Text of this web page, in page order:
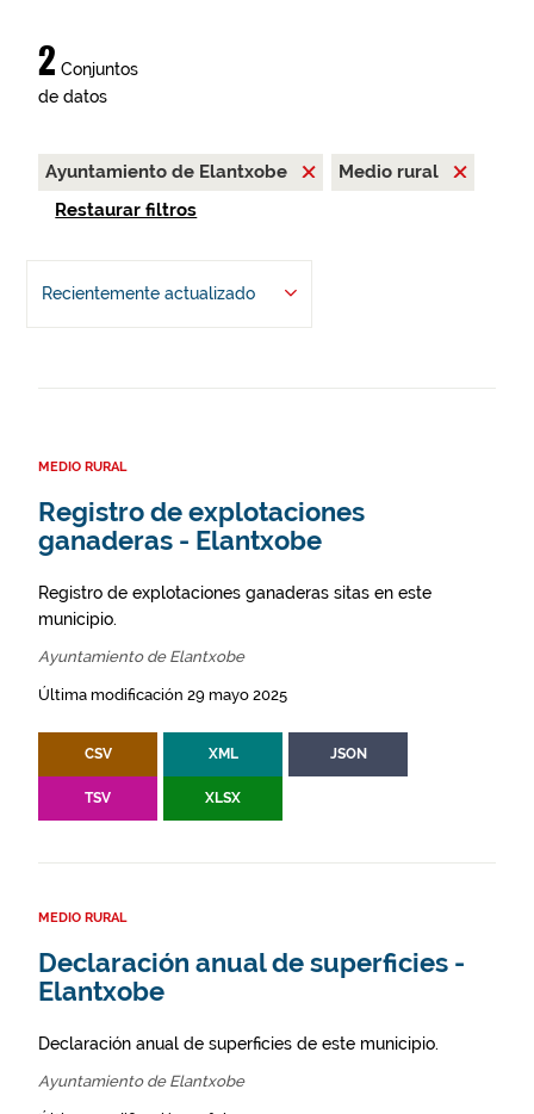
2 Conjuntos
de datos
Ayuntamiento de Elantxobe
Medio rural
Restaurar filtros
Recientemente actualizado
MEDIO RURAL
Registro de explotaciones
ganaderas - Elantxobe
Registro de explotaciones ganaderas sitas en este
municipio.
Ayuntamiento de Elantxobe
Última modificación 29 mayo 2025
CSV XML JSON
TSV XLSX
MEDIO RURAL
Declaración anual de superficies -
Elantxobe
Declaración anual de superficies de este municipio.
Ayuntamiento de Elantxobe